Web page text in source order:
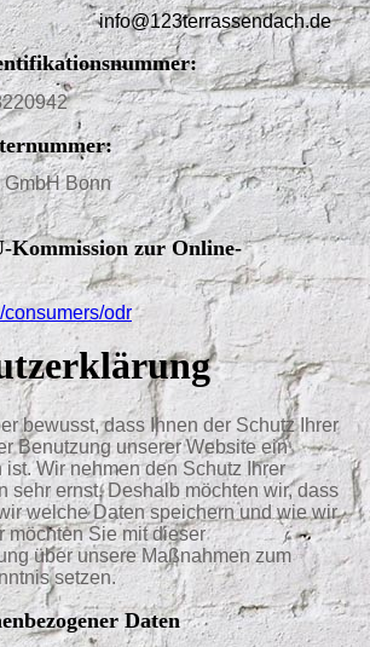
info@123terrassendach.de
Bonn
Kommission zur Online-
odr
bewusst, dass Ihnen der Schutz Ihrer
Benutzung unserer Website ein
Wir nehmen den Schutz Ihrer
sehr ernst. Deshalb möchten wir, dass
welche Daten speichern und wie wir
möchten Sie mit dieser
über unsere Maßnahmen zum
setzen.
Daten